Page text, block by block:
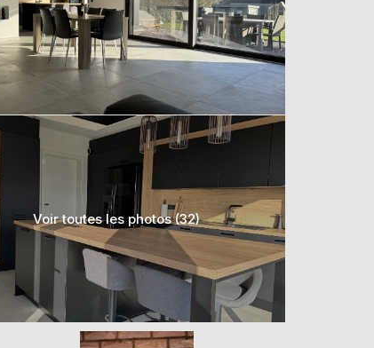
Voir toutes les photos (32)